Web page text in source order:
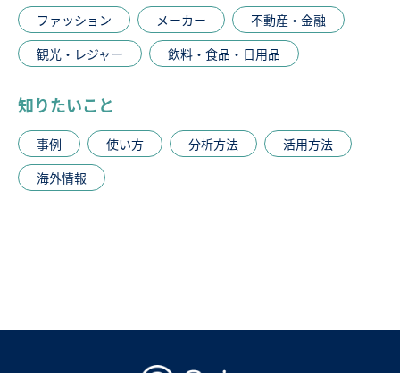
ファッション
メーカー
不動産・金融
観光・レジャー
飲料・食品・日用品
知りたいこと
事例 使い方 分析方法
活用方法
海外情報